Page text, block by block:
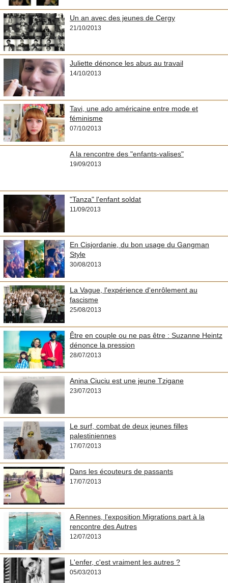
Un an avec des jeunes de Cergy
21/10/2013
Juliette dénonce les abus au travail
14/10/2013
Tavi, une ado américaine entre mode et
féminisme
07/10/2013
A la rencontre des "enfants-valises"
19/09/2013
"Tanza" l'enfant soldat
11/09/2013
En Cisjordanie, du bon usage du Gangman
Style
30/08/2013
La Vague, l'expérience d'enrôlement au
fascisme
25/08/2013
Être en couple ou ne pas être : Suzanne Heintz
dénonce la pression
28/07/2013
Anina Ciuciu est une jeune Tzigane
23/07/2013
Le surf, combat de deux jeunes filles
palestiniennes
17/07/2013
Dans les écouteurs de passants
17/07/2013
A Rennes, l'exposition Migrations part à la
rencontre des Autres
12/07/2013
L'enfer, c'est vraiment les autres ?
05/03/2013